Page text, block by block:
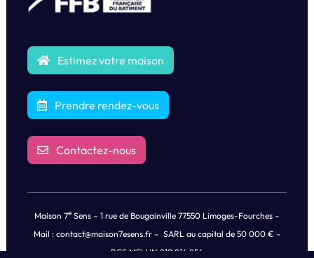
Estimez votre maison
Prendre rendez-vous
Contactez-nous
Maison 7e Sens – 1 rue de Bougainville 77550 Limoges-Fourches –
Mail : contact@maison7esens.fr– SARL au capital de 50 000 € –
RCS MELUN 819 814 856